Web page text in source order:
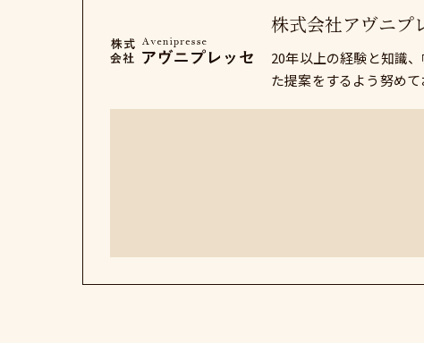
株式会社アヴニプ
20年以上の経験と知識
た提案をするよう努め